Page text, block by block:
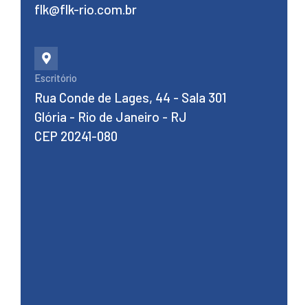
flk@flk-rio.com.br
Escritório
Rua Conde de Lages, 44 - Sala 301
Glória - Rio de Janeiro - RJ
CEP 20241-080